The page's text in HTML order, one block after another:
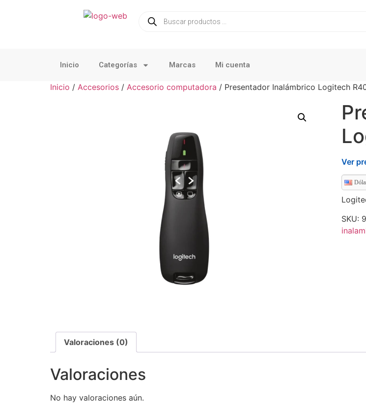
Inicio Categorías Marcas Mi cuenta
Inicio / Accesorios / Accesorio computadora / Presentador Inalámbrico Logitech
Ver
SKU:
Valoraciones (0)
Valoraciones
No hay valoraciones aún.